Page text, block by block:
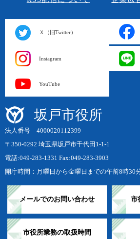
Ｘ（旧Twitter）
Instagram
YouTube
坂戸市役所
法人番号 4000020112399
〒350-0292 埼玉県坂戸市千代田1-1-1
電話:049-283-1331 Fax:049-283-3903
開庁時間：月曜日から金曜日までの午前8時30
メールでのお問い合わせ 市
市役所業務の取扱時間